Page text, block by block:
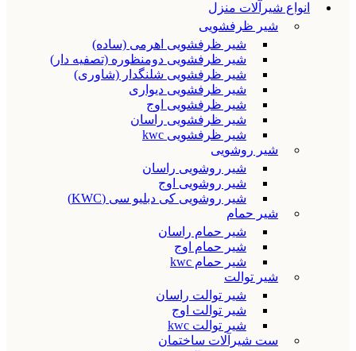
انواع شیرآلات منزل
شیر ظرفشویی
شیر ظرفشویی اهرمی (ساده)
شیر ظرفشویی دومنظوره (تصفیه دار)
شیر ظرفشویی شلنگدار (شاوری)
شیر ظرفشویی دیواری
شیر ظرفشویی اوج
شیر ظرفشویی راسان
شیر ظرفشویی kwc
شیر روشویی
شیر روشویی راسان
شیر روشویی اوج
شیر روشویی کی دبلیو سی (KWC)
شیر حمام
شیر حمام راسان
شیر حمام اوج
شیر حمام kwc
شیر توالت
شیر توالت راسان
شیر توالت اوج
شیر توالت kwc
ست شیرآلات ساختمان